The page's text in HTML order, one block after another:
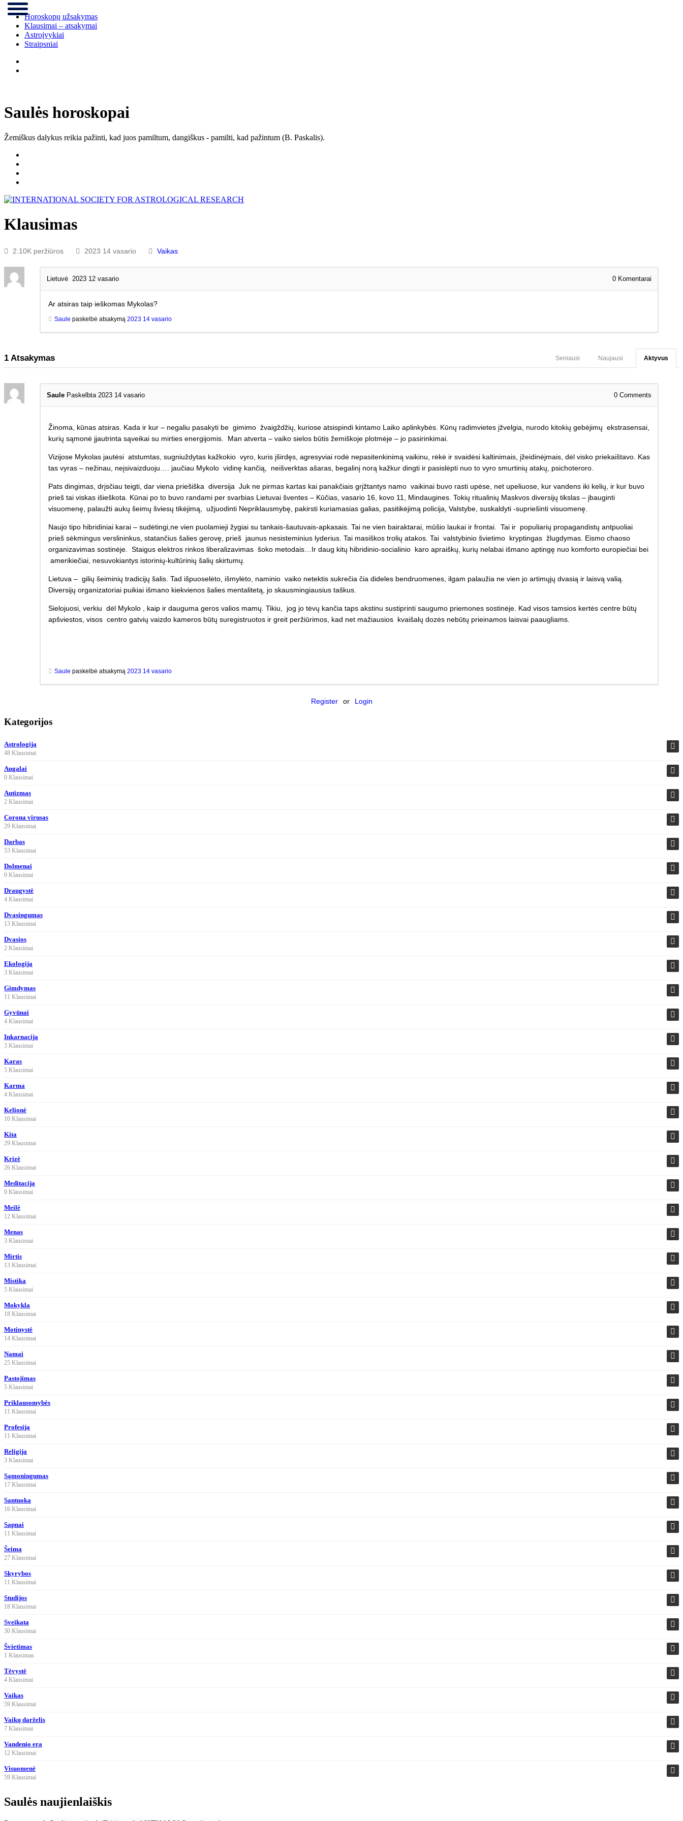
Horoskopų užsakymas
Klausimai – atsakymai
Astroįvykiai
Straipsniai
Saulės horoskopai
Žemiškus dalykus reikia pažinti, kad juos pamiltum, dangiškus - pamilti, kad pažintum (B. Paskalis).
Klausimas
2.10K peržiūros 2023 14 vasario Vaikas
Lietuvė 2023 12 vasario 0 Komentarai
Ar atsiras taip ieškomas Mykolas?
Saule paskelbė atsakymą 2023 14 vasario
1 Atsakymas Aktyvus
Naujausi
Seniausi
Saule Paskelbta 2023 14 vasario 0 Comments
Žinoma, kūnas atsiras. Kada ir kur – negaliu pasakyti be gimimo žvaigždžių, kuriose atsispindi kintamo Laiko aplinkybės. Kūnų radimvietes įžvelgia, nurodo kitokių gebėjimų ekstrasensai,
kurių sąmonė įjautrinta sąveikai su mirties energijomis. Man atverta – vaiko sielos būtis žemiškoje plotmėje – jo pasirinkimai.
Vizijose Mykolas jautėsi atstumtas, sugniuždytas kažkokio vyro, kuris įširdęs, agresyviai rodė nepasitenkinimą vaikinu, rėkė ir svaidėsi kaltinimais, įžeidinėjmais, dėl visko priekaištavo. Kas
tas vyras – nežinau, neįsivaizduoju…. jaučiau Mykolo vidinę kančią, neišverktas ašaras, begalinį norą kažkur dingti ir pasislėpti nuo to vyro smurtinių atakų, psichoteroro.
Pats dingimas, drįsčiau teigti, dar viena priešiška diversija Juk ne pirmas kartas kai panakčiais grįžtantys namo vaikinai buvo rasti upėse, net upeliuose, kur vandens iki kelių, ir kur buvo
prieš tai viskas išieškota. Kūnai po to buvo randami per svarbias Lietuvai šventes – Kūčias, vasario 16, kovo 11, Mindaugines. Tokių ritualinių Maskvos diversijų tikslas – įbauginti
visuomenę, palaužti aukų šeimų šviesų tikėjimą, užjuodinti Nepriklausmybę, pakirsti kuriamasias galias, pasitikėjimą policija, Valstybe, suskaldyti -supriešinti visuomenę.
Naujo tipo hibridiniai karai – sudėtingi,ne vien puolamieji žygiai su tankais-šautuvais-apkasais. Tai ne vien bairaktarai, mūšio laukai ir frontai. Tai ir populiarių propagandistų antpuoliai
prieš sėkmingus verslininkus, statančius šalies gerovę, prieš jaunus nesisteminius lyderius. Tai masiškos trolių atakos. Tai valstybinio švietimo kryptingas žlugdymas. Eismo chaoso
organizavimas sostinėje. Staigus elektros rinkos liberalizavimas šoko metodais…Ir daug kitų hibridinio-socialinio karo apraiškų, kurių nelabai išmano aptingę nuo komforto europiečiai bei
amerikiečiai, nesuvokiantys istorinių-kultūrinių šalių skirtumų.
Lietuva – gilių šeiminių tradicijų šalis. Tad išpuoselėto, išmylėto, naminio vaiko netektis sukrečia čia dideles bendruomenes, ilgam palaužia ne vien jo artimųjų dvasią ir laisvą valią.
Diversijų organizatoriai puikiai išmano kiekvienos šalies mentalitetą, jo skausmingiausius taškus.
Sielojuosi, verkiu dėl Mykolo , kaip ir dauguma geros valios mamų. Tikiu, jog jo tėvų kančia taps akstinu sustiprinti saugumo priemones sostinėje. Kad visos tamsios kertės centre būtų
apšviestos, visos centro gatvių vaizdo kameros būtų suregistruotos ir greit peržiūrimos, kad net mažiausios kvaišalų dozės nebūtų prieinamos laisvai paaugliams.
Saule paskelbė atsakymą 2023 14 vasario
Register or Login
Kategorijos
Astrologija
48 Klausimai
Augalai
0 Klausimai
Autizmas
2 Klausimai
Corona virusas
29 Klausimai
Darbas
53 Klausimai
Dolmenai
0 Klausimai
Draugystė
4 Klausimai
Dvasingumas
13 Klausimai
Dvasios
2 Klausimai
Ekologija
3 Klausimai
Gimdymas
11 Klausimai
Gyvūnai
4 Klausimai
Inkarnacija
3 Klausimai
Karas
5 Klausimai
Karma
4 Klausimai
Kelionė
10 Klausimai
Kita
29 Klausimai
Krizė
26 Klausimai
Meditacija
0 Klausimai
Meilė
12 Klausimai
Menas
3 Klausimai
Mirtis
13 Klausimai
Mistika
5 Klausimai
Mokykla
18 Klausimai
Motinystė
14 Klausimai
Namai
25 Klausimai
Pastojimas
5 Klausimai
Priklausomybės
11 Klausimai
Profesija
11 Klausimai
Religija
3 Klausimai
Sąmoningumas
17 Klausimai
Santuoka
16 Klausimai
Sapnai
11 Klausimai
Šeima
27 Klausimai
Skyrybos
11 Klausimai
Studijos
18 Klausimai
Sveikata
30 Klausimai
Švietimas
1 Klausimas
Tėvystė
4 Klausimai
Vaikas
59 Klausimai
Vaikų darželis
7 Klausimai
Vandenio era
12 Klausimai
Visuomenė
59 Klausimai
Saulės naujienlaiškis